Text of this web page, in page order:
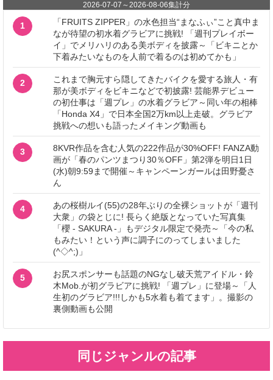
2026-07-07 ～2026-08-06集計分
1
「FRUITS ZIPPER」の水色担当“まなふぃ”こと真中ま
なが待望の初水着グラビアに挑戦! 「週刊プレイボー
イ」でメリハリのある美ボディを披露～「ビキニとか
下着みたいなものを人前で着るのは初めてかも」
2
これまで胸元すら隠してきたバイクを愛する旅人・有
那が美ボディをビキニなどで初披露! 芸能界デビュー
の初仕事は「週プレ」の水着グラビア～同い年の相棒
「Honda X4」で日本全国2万km以上走破。グラビア
挑戦への想いも語ったメイキング動画も
3
8KVR作品を含む人気の222作品が30%OFF! FANZA動
画が「春のパンツまつり30％OFF」第2弾を明日1日
(水)朝9:59まで開催～キャンペーンガールは田野憂さ
ん
4
あの桜樹ルイ(55)の28年ぶりの全裸ショットが「週刊
大衆」の袋とじに! 長らく絶版となっていた写真集
「櫻 - SAKURA -」もデジタル限定で発売～「今の私
もみたい！という声に調子にのってしまいました
(^◇^;)」
5
お尻スポンサーも話題のNGなし破天荒アイドル・鈴
木Mob.が初グラビアに挑戦! 「週プレ」に登場～「人
生初のグラビア!!!しかも5水着も着てます」。撮影の
裏側動画も公開
同じジャンルの記事